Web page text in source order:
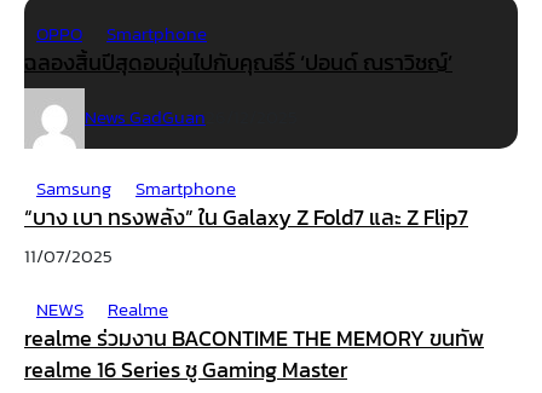
OPPO Smartphone
ฉลองสิ้นปีสุดอบอุ่นไปกับคุณธีร์ ‘ปอนด์ ณราวิชญ์’
News GadGuan
Samsung Smartphone
“บาง เบา ทรงพลัง” ใน Galaxy Z Fold7 และ Z Flip7
11/07/2025
NEWS
Realme
realme ร่วมงาน BACONTIME THE MEMORY ขนทัพ
realme 16 Series ชู Gaming Master